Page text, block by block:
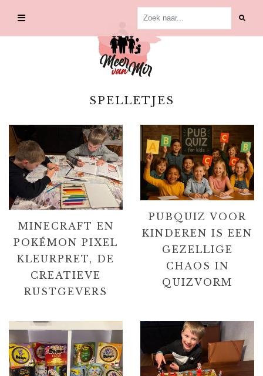
SPELLETJES
MINECRAFT EN
POKÉMON PIXEL
KLEURPRET, DE
CREATIEVE
RUSTGEVERS
PUBQUIZ VOOR
KINDEREN IS EEN
GEZELLIGE
CHAOS IN
QUIZVORM